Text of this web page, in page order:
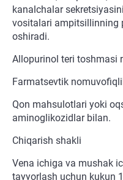
kanalchalar
vositalari ampitsillinning
oshiradi.
Allopurinol teri toshmasi
Farmatsevtik
Qon mahsulotlari yoki
aminoglikozidlar bilan.
Chiqarish shakli
Vena ichiga va mushak
tayyorlash uchun kukun